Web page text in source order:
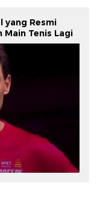
yang Resmi
Main Tenis Lagi